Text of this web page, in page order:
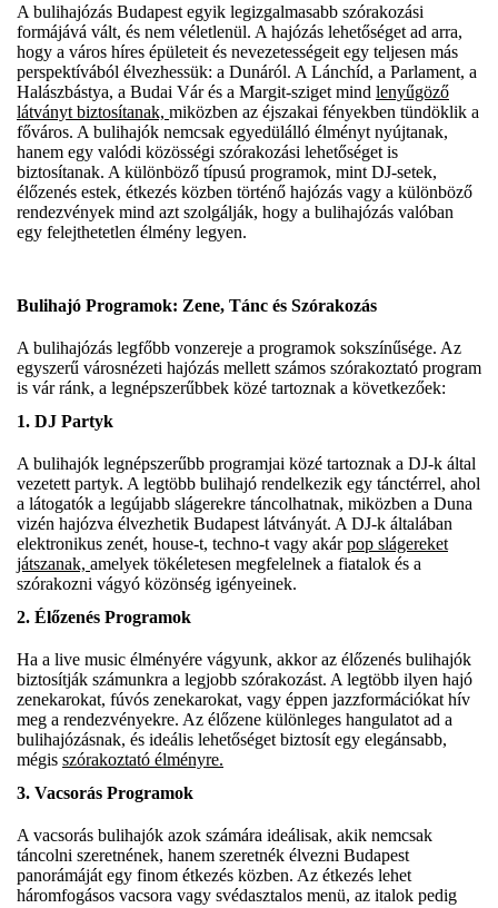
A bulihajózás Budapest egyik legizgalmasabb szórakozási
formájává vált, és nem véletlenül. A hajózás lehetőséget ad arra,
hogy a város híres épületeit és nevezetességeit egy teljesen más
perspektívából élvezhessük: a Dunáról. A Lánchíd, a Parlament, a
Halászbástya, a Budai Vár és a Margit-sziget mind lenyűgöző
látványt biztosítanak, miközben az éjszakai fényekben tündöklik a
főváros. A bulihajók nemcsak egyedülálló élményt nyújtanak,
hanem egy valódi közösségi szórakozási lehetőséget is
biztosítanak. A különböző típusú programok, mint DJ-setek,
élőzenés estek, étkezés közben történő hajózás vagy a különböző
rendezvények mind azt szolgálják, hogy a bulihajózás valóban
egy felejthetetlen élmény legyen.
Bulihajó Programok: Zene, Tánc és Szórakozás
A bulihajózás legfőbb vonzereje a programok sokszínűsége. Az
egyszerű városnézeti hajózás mellett számos szórakoztató program
is vár ránk, a legnépszerűbbek közé tartoznak a következőek:
1. DJ Partyk
A bulihajók legnépszerűbb programjai közé tartoznak a DJ-k által
vezetett partyk. A legtöbb bulihajó rendelkezik egy tánctérrel, ahol
a látogatók a legújabb slágerekre táncolhatnak, miközben a Duna
vizén hajózva élvezhetik Budapest látványát. A DJ-k általában
elektronikus zenét, house-t, techno-t vagy akárpop slágereket
játszanak, amelyek tökéletesen megfelelnek a fiatalok és a
szórakozni vágyó közönség igényeinek.
2. Élőzenés Programok
Ha a live music élményére vágyunk, akkor az élőzenés bulihajók
biztosítják számunkra a legjobb szórakozást. A legtöbb ilyen hajó
zenekarokat, fúvós zenekarokat, vagy éppen jazzformációkat hív
meg a rendezvényekre. Az élőzene különleges hangulatot ad a
bulihajózásnak, és ideális lehetőséget biztosít egy elegánsabb,
mégis szórakoztató élményre.
3. Vacsorás Programok
A vacsorás bulihajók azok számára ideálisak, akik nemcsak
táncolni szeretnének, hanem szeretnék élvezni Budapest
panorámáját egy finom étkezés közben. Az étkezés lehet
háromfogásos vacsora vagy svédasztalos menü, az italok pedig